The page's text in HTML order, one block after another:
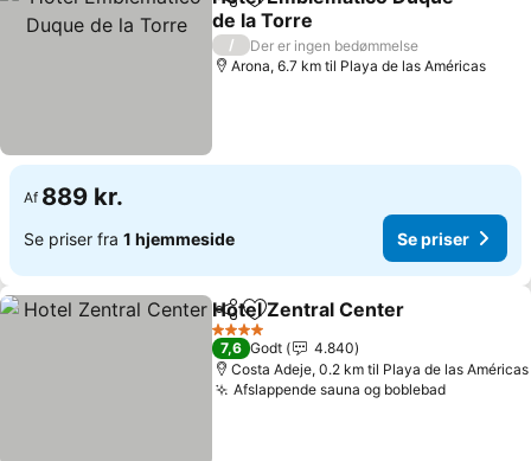
Del Føj til favoritter
de la Torre
Se priser
/
Der er ingen bedømmelse
Arona, 6.7 km til Playa de las Américas
Af 889 kr.
Se priser fra 1 hjemmeside Se priser
Del Føj til favoritter
Hotel Zentral Center
4 Stjerner
7,6 Godt
4.840
Costa Adeje, 0.2 km til Playa de las Américas
Afslappende sauna og boblebadSe priser